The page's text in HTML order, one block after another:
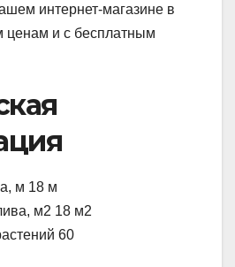
интернет-магазине в
ценам и с бесплатным
м 18 м
м2 18 м2
60